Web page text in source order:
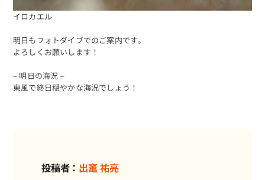
イロカエル
明日もフォトダイブでのご案内です。
よろしくお願いします！
– 明日の海況 –
東風で終日穏やかな海況でしょう！
投稿者： 出竃 祐亮